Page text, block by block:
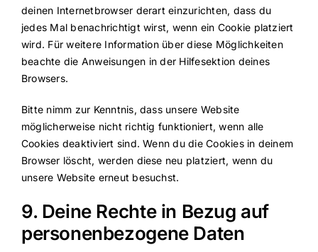
deinen Internetbrowser derart einzurichten, dass du
jedes Mal benachrichtigt wirst, wenn ein Cookie platziert
wird. Für weitere Information über diese Möglichkeiten
beachte die Anweisungen in der Hilfesektion deines
Browsers.
Bitte nimm zur Kenntnis, dass unsere Website
möglicherweise nicht richtig funktioniert, wenn alle
Cookies deaktiviert sind. Wenn du die Cookies in deinem
Browser löscht, werden diese neu platziert, wenn du
unsere Website erneut besuchst.
9. Deine Rechte in Bezug auf
personenbezogene Daten